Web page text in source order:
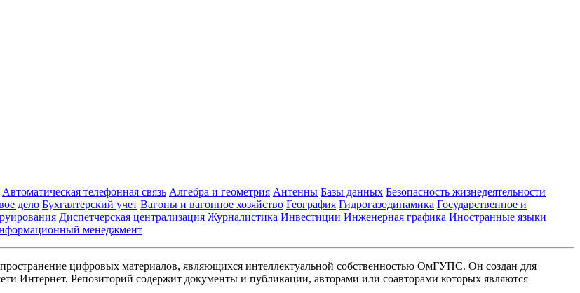
Автоматическая телефонная связь Алгебра и геометрия Антенны Базы данных Безопасность жизнедеятельности
дело Бухгалтерский учет Вагоны и вагонное хозяйство География Гидрогазодинамика Государственное и
Диспетчерская централизация Журналистика Инвестиции Инженерная графика Иностранные языки
менеджмент
цифровых материалов, являющихся интеллектуальной собственностью ОмГУПС. Он создан для
Интернет. Репозиторий содержит документы и публикации, авторами или соавторами которых являются